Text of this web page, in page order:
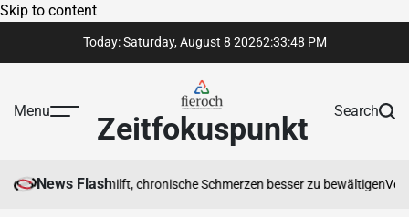
Skip to content
Today: Saturday, August 8 20262:33:48 PM
Menu Zeitfokuspunkt Search
News Flash
Ihnen hilft, chronische Schmerzen besser zu bewältigen